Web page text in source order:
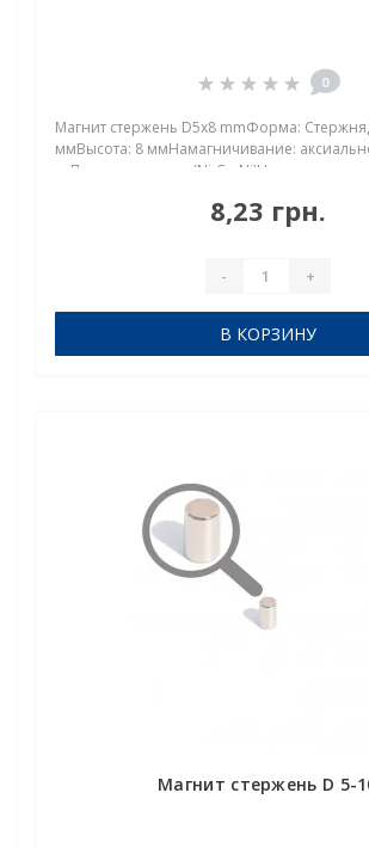
0
Магнит стержень D5x8 mmФорма:
ммВысота: 8 ммНамагничивание:
грПокрыт. никель.: (Ni-Cu-
использования: до 80°CНеодимовый
8,23 грн.
- +
В КОРЗИНУ
Магнит стержень D 5-